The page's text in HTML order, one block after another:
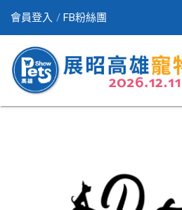
會員登入 FB粉絲團